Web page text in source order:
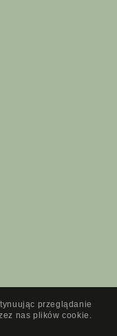
przeglądanie
nas plików cookie.